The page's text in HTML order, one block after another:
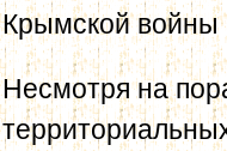
Крымской войны
Несмотря на